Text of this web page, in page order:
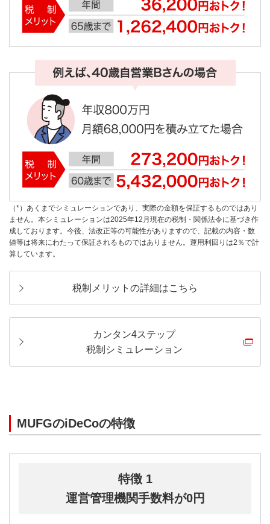
（*）あくまでシミュレーションであり、実際の金額を保証するものではあり
ません。本シミュレーションは2025年12月現在の税制・関係法令に基づき作
成しております。今後、法改正等の可能性がありますので、記載の内容・数
値等は将来にわたって保証されるものではありません。運用利回りは2％で計
算しています。
税制メリットの詳細はこちら
カンタン4ステップ
税制シミュレーション
MUFGのiDeCoの特徴
特徴 1
運営管理機関手数料が0円